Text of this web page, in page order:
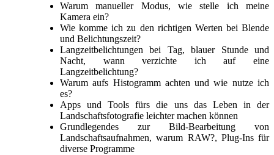
Warum manueller Modus, wie stelle ich meine
Kamera ein?
Wie komme ich zu den richtigen Werten bei Blende
und Belichtungszeit?
Langzeitbelichtungen bei Tag, blauer Stunde und
Nacht, wann verzichte ich auf eine
Langzeitbelichtung?
Warum aufs Histogramm achten und wie nutze ich
es?
Apps und Tools fürs die uns das Leben in der
Landschaftsfotografie leichter machen können
Grundlegendes zur Bild-Bearbeitung von
Landschaftsaufnahmen, warum RAW?, Plug-Ins für
diverse Programme